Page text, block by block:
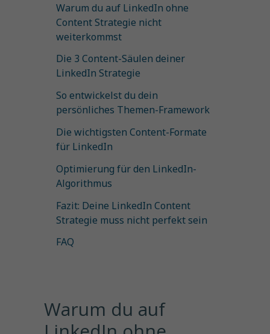
Warum du auf LinkedIn ohne
Content Strategie nicht
weiterkommst
Die 3 Content-Säulen deiner
LinkedIn Strategie
So entwickelst du dein
persönliches Themen-Framework
Die wichtigsten Content-Formate
für LinkedIn
Optimierung für den LinkedIn-
Algorithmus
Fazit: Deine LinkedIn Content
Strategie muss nicht perfekt sein
FAQ
Warum du auf